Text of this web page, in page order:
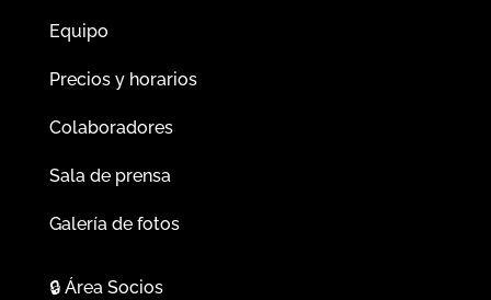
Equipo
Precios y horarios
Colaboradores
Sala de prensa
Galería de fotos
🔒Área Socios